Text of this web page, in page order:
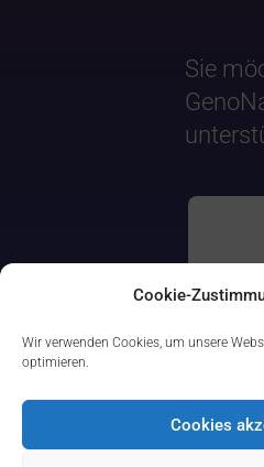
Cookie-
Wir verwenden Cookies, um unsere
optimieren.
Cookies
Sie